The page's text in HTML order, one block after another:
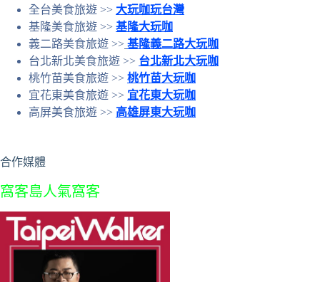
全台美食旅遊 >> 大玩咖玩台灣
基隆美食旅遊 >> 基隆大玩咖
義二路美食旅遊 >> 基隆義二路大玩咖
台北新北美食旅遊 >> 台北新北大玩咖
桃竹苗美食旅遊 >> 桃竹苗大玩咖
宜花東美食旅遊 >> 宜花東大玩咖
高屏美食旅遊 >> 高雄屏東大玩咖
合作媒體
窩客島人氣窩客